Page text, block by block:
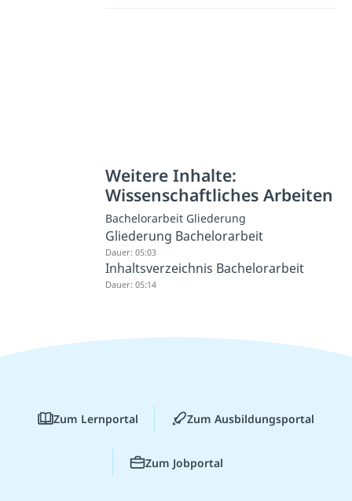
Weitere Inhalte:
Wissenschaftliches Arbeiten
Bachelorarbeit Gliederung
Gliederung Bachelorarbeit
Dauer: 05:03
Inhaltsverzeichnis Bachelorarbeit
Dauer: 05:14
Zum Lernportal Zum Ausbildungsportal
Zum Jobportal